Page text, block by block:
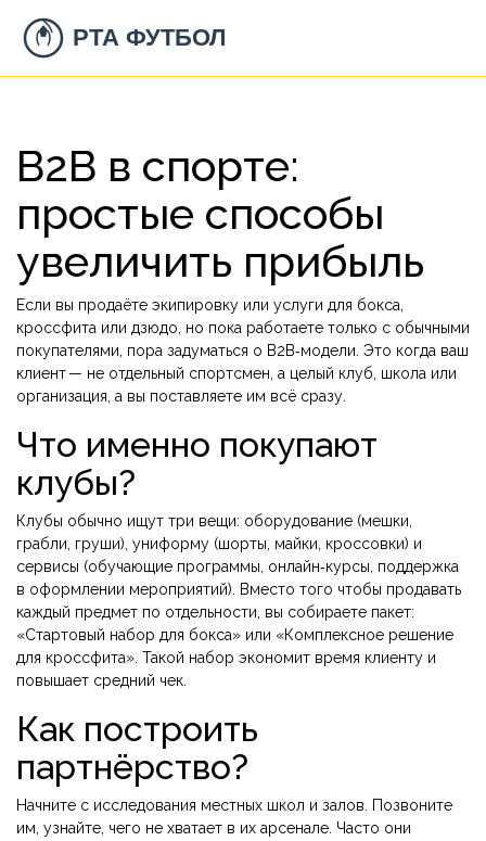
B2B в спорте:
простые способы
увеличить прибыль
Если вы продаёте экипировку или услуги для бокса,
кроссфита или дзюдо, но пока работаете только с обычными
покупателями, пора задуматься о B2B‑модели. Это когда ваш
клиент — не отдельный спортсмен, а целый клуб, школа или
организация, а вы поставляете им всё сразу.
Что именно покупают
клубы?
Клубы обычно ищут три вещи: оборудование (мешки,
грабли, груши), униформу (шорты, майки, кроссовки) и
сервисы (обучающие программы, онлайн‑курсы, поддержка
в оформлении мероприятий). Вместо того чтобы продавать
каждый предмет по отдельности, вы собираете пакет:
«Стартовый набор для бокса» или «Комплексное решение
для кроссфита». Такой набор экономит время клиенту и
повышает средний чек.
Как построить
партнёрство?
Начните с исследования местных школ и залов. Позвоните
им, узнайте, чего не хватает в их арсенале. Часто они